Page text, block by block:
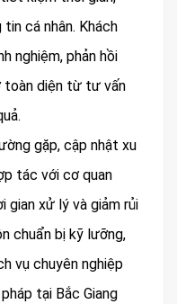
cá nhân. Khách
nghiệm, phản hồi
toàn diện từ tư vấn
gặp, cập nhật xu
tác với cơ quan
gian xử lý và giảm rủi
chuẩn bị kỹ lưỡng,
vụ chuyên nghiệp
tại Bắc Giang